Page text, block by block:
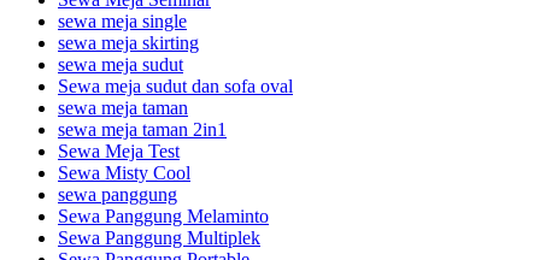
sewa meja single
sewa meja skirting
sewa meja sudut
Sewa meja sudut dan sofa oval
sewa meja taman
sewa meja taman 2in1
Sewa Meja Test
Sewa Misty Cool
sewa panggung
Sewa Panggung Melaminto
Sewa Panggung Multiplek